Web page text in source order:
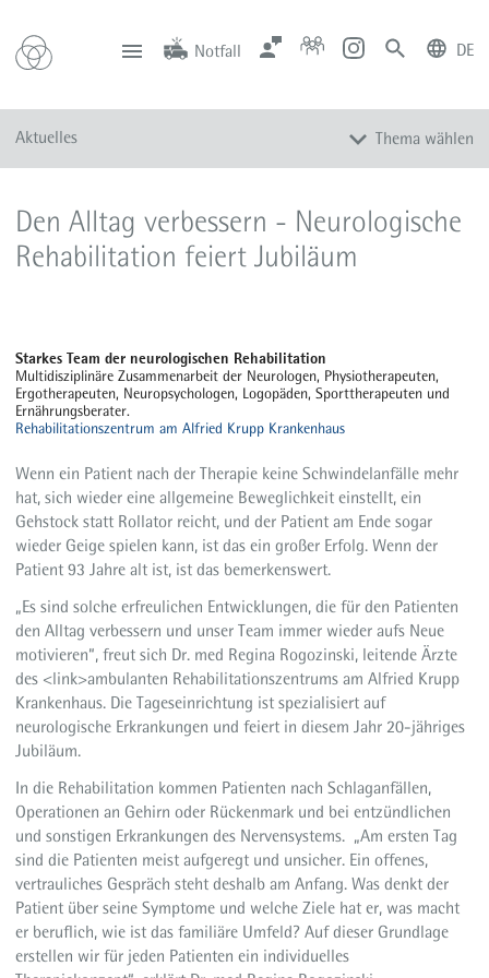
Notfall
Notfall Zentrale Anfahrt
DE
Aktuelles Thema wählen
Veranstaltungen
Newsletter
Presse
Mediathek
Den Alltag verbessern - Neurologische
Rehabilitation feiert Jubiläum
Starkes Team der neurologischen Rehabilitation
Multidisziplinäre Zusammenarbeit der Neurologen, Physiotherapeuten,
Ergotherapeuten, Neuropsychologen, Logopäden, Sporttherapeuten und
Ernährungsberater.
Rehabilitationszentrum am Alfried Krupp Krankenhaus
Wenn ein Patient nach der Therapie keine Schwindelanfälle mehr
hat, sich wieder eine allgemeine Beweglichkeit einstellt, ein
Gehstock statt Rollator reicht, und der Patient am Ende sogar
wieder Geige spielen kann, ist das ein großer Erfolg. Wenn der
Patient 93 Jahre alt ist, ist das bemerkenswert.
„Es sind solche erfreulichen Entwicklungen, die für den Patienten
den Alltag verbessern und unser Team immer wieder aufs Neue
motivieren“, freut sich Dr. med Regina Rogozinski, leitende Ärzte
des <link>ambulanten Rehabilitationszentrums am Alfried Krupp
Krankenhaus. Die Tageseinrichtung ist spezialisiert auf
neurologische Erkrankungen und feiert in diesem Jahr 20-jähriges
Jubiläum.
In die Rehabilitation kommen Patienten nach Schlaganfällen,
Operationen an Gehirn oder Rückenmark und bei entzündlichen
und sonstigen Erkrankungen des Nervensystems. „Am ersten Tag
sind die Patienten meist aufgeregt und unsicher. Ein offenes,
vertrauliches Gespräch steht deshalb am Anfang. Was denkt der
Patient über seine Symptome und welche Ziele hat er, was macht
er beruflich, wie ist das familiäre Umfeld? Auf dieser Grundlage
erstellen wir für jeden Patienten ein individuelles